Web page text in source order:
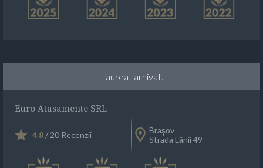
Laureat arhivat.
Euro Atasamente SRL
4.8/ 20 Recenzii
Braşov
Strada Lânii 49